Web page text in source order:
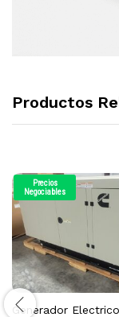
Productos
Precios
Negociables
Generador